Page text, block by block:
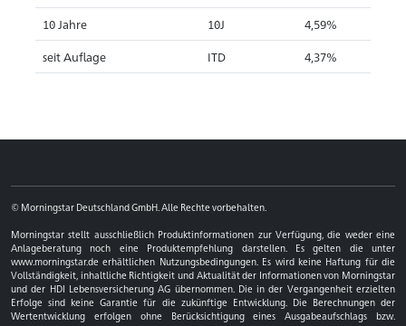
10 Jahre 10J 4,59%
seit Auflage ITD 4,37%
© Morningstar Deutschland GmbH. Alle Rechte vorbehalten.
Morningstar stellt ausschließlich Produktinformationen zur Verfügung, die weder eine
Anlageberatung noch eine Produktempfehlung darstellen. Es gelten die unter
www.morningstar.de erhältlichen Nutzungsbedingungen. Es wird keine Haftung für die
Vollständigkeit, inhaltliche Richtigkeit und Aktualität der Informationen von Morningstar
und der HDI Lebensversicherung AG übernommen. Die in der Vergangenheit erzielten
Erfolge sind keine Garantie für die zukünftige Entwicklung. Die Berechnungen der
Wertentwicklung erfolgen ohne Berücksichtigung eines Ausgabeaufschlags bzw.